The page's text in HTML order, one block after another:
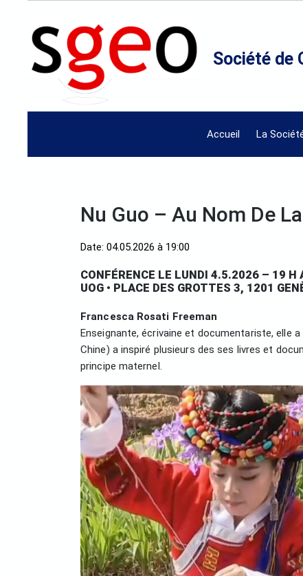
Société de
Accueil La
Nu Guo – Au Nom De
Date: 04.05.2026 à 19:00
CONFÉRENCE LE LUNDI 4.5.2026 – 19 H
UOG • PLACE DES GROTTES 3, 1201
Francesca Rosati Freeman
Enseignante, écrivaine et documentariste, elle
Chine) a inspiré plusieurs des ses livres et
principe maternel.